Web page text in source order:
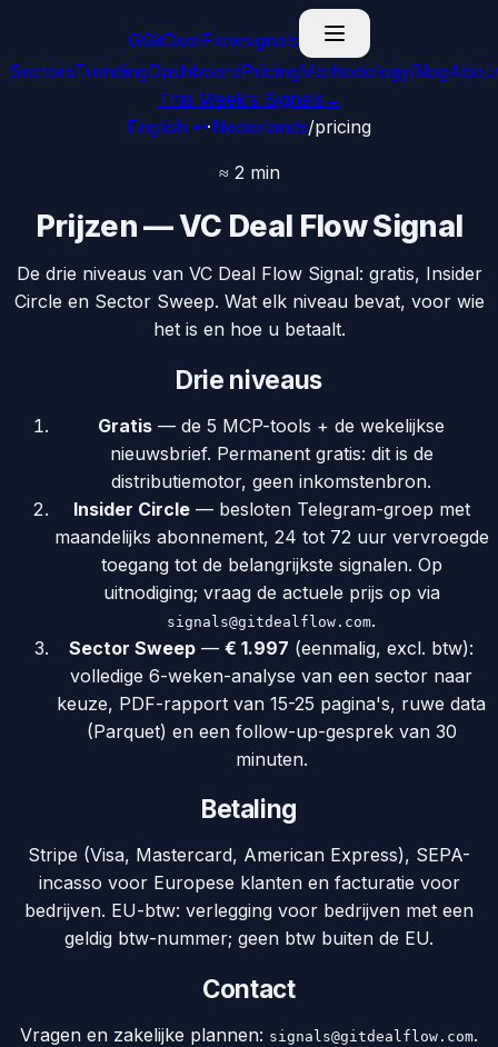
GGitDealFlowsignals
SectorsTrendingDashboardPricingMethodologyBlog
This Week’s Signals →
English ↩·Nederlands/pricing
≈ 2 min
Prijzen — VC Deal Flow Signal
De drie niveaus van VC Deal Flow Signal: gratis, Insider
Circle en Sector Sweep. Wat elk niveau bevat, voor wie
het is en hoe u betaalt.
Drie niveaus
Gratis — de 5 MCP-tools + de wekelijkse
nieuwsbrief. Permanent gratis: dit is de
distributiemotor, geen inkomstenbron.
Insider Circle— besloten Telegram-groep met
maandelijks abonnement, 24 tot 72 uur vervroegde
toegang tot de belangrijkste signalen. Op
uitnodiging; vraag de actuele prijs op via
signals@gitdealflow.com.
Sector Sweep — € 1.997 (eenmalig, excl. btw):
volledige 6-weken-analyse van een sector naar
keuze, PDF-rapport van 15-25 pagina's, ruwe data
(Parquet) en een follow-up-gesprek van 30
minuten.
Betaling
Stripe (Visa, Mastercard, American Express), SEPA-
incasso voor Europese klanten en facturatie voor
bedrijven. EU-btw: verlegging voor bedrijven met een
geldig btw-nummer; geen btw buiten de EU.
Contact
Vragen en zakelijke plannen: signals@gitdealflow.com.